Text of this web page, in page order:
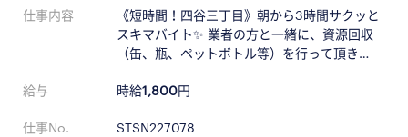
仕事内容
《短時間！四谷三丁目》朝から3時間サクッと
スキマバイト✨ 業者の方と一緒に、資源回収
（缶、瓶、ペットボトル等）を行って頂き…
給与 時給1,800円
仕事No. STSN227078